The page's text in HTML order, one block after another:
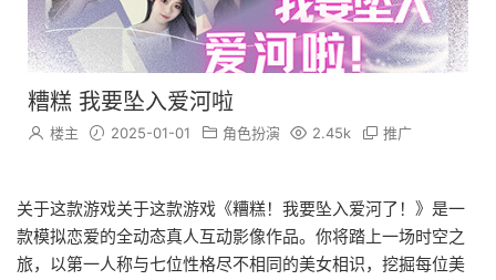
糟糕 我要坠入爱河啦
楼主 2025-01-01 角色扮演 2.45k 推广
关于这款游戏关于这款游戏《糟糕！我要坠入爱河了！》是一
款模拟恋爱的全动态真人互动影像作品。你将踏上一场时空之
旅，以第一人称与七位性格尽不相同的美女相识，挖掘每位美